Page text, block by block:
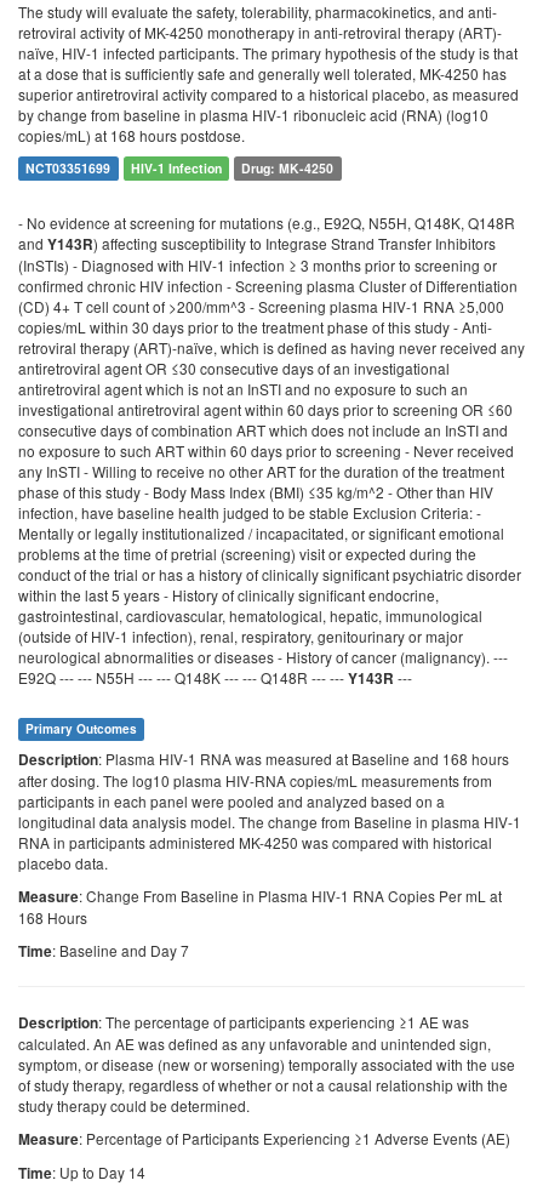
The study will evaluate the safety, tolerability, pharmacokinetics, and anti-
retroviral activity of MK-4250 monotherapy in anti-retroviral therapy (ART)-
naïve, HIV-1 infected participants. The primary hypothesis of the study is that
at a dose that is sufficiently safe and generally well tolerated, MK-4250 has
superior antiretroviral activity compared to a historical placebo, as measured
by change from baseline in plasma HIV-1 ribonucleic acid (RNA) (log10
copies/mL) at 168 hours postdose.
NCT03351699 HIV-1 Infection Drug: MK-4250
- No evidence at screening for mutations (e.g., E92Q, N55H, Q148K, Q148R
and Y143R) affecting susceptibility to Integrase Strand Transfer Inhibitors
(InSTIs) - Diagnosed with HIV-1 infection ≥ 3 months prior to screening or
confirmed chronic HIV infection - Screening plasma Cluster of Differentiation
(CD) 4+ T cell count of >200/mm^3 - Screening plasma HIV-1 RNA ≥5,000
copies/mL within 30 days prior to the treatment phase of this study - Anti-
retroviral therapy (ART)-naïve, which is defined as having never received any
antiretroviral agent OR ≤30 consecutive days of an investigational
antiretroviral agent which is not an InSTI and no exposure to such an
investigational antiretroviral agent within 60 days prior to screening OR ≤60
consecutive days of combination ART which does not include an InSTI and
no exposure to such ART within 60 days prior to screening - Never received
any InSTI - Willing to receive no other ART for the duration of the treatment
phase of this study - Body Mass Index (BMI) ≤35 kg/m^2 - Other than HIV
infection, have baseline health judged to be stable Exclusion Criteria: -
Mentally or legally institutionalized / incapacitated, or significant emotional
problems at the time of pretrial (screening) visit or expected during the
conduct of the trial or has a history of clinically significant psychiatric disorder
within the last 5 years - History of clinically significant endocrine,
gastrointestinal, cardiovascular, hematological, hepatic, immunological
(outside of HIV-1 infection), renal, respiratory, genitourinary or major
neurological abnormalities or diseases - History of cancer (malignancy). ---
E92Q --- --- N55H --- --- Q148K --- --- Q148R --- ---Y143R ---
Primary Outcomes
Description: Plasma HIV-1 RNA was measured at Baseline and 168 hours
after dosing. The log10 plasma HIV-RNA copies/mL measurements from
participants in each panel were pooled and analyzed based on a
longitudinal data analysis model. The change from Baseline in plasma HIV-1
RNA in participants administered MK-4250 was compared with historical
placebo data.
Measure: Change From Baseline in Plasma HIV-1 RNA Copies Per mL at
168 Hours
Time: Baseline and Day 7
Description: The percentage of participants experiencing ≥1 AE was
calculated. An AE was defined as any unfavorable and unintended sign,
symptom, or disease (new or worsening) temporally associated with the use
of study therapy, regardless of whether or not a causal relationship with the
study therapy could be determined.
Measure: Percentage of Participants Experiencing ≥1 Adverse Events (AE)
Time: Up to Day 14